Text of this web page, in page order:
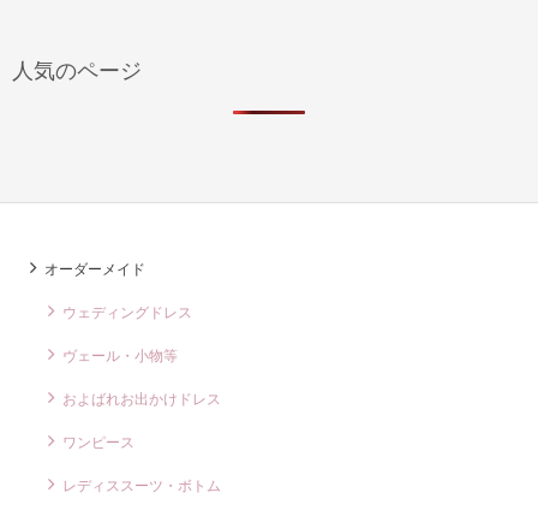
人気のページ
オーダーメイド
ウェディングドレス
ヴェール・小物等
およばれお出かけドレス
ワンピース
レディススーツ・ボトム